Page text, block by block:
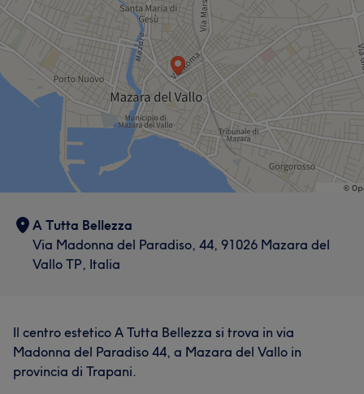
A Tutta Bellezza
Via Madonna del Paradiso, 44, 91026 Mazara del
Vallo TP, Italia
Il centro estetico A Tutta Bellezza si trova in via
Madonna del Paradiso 44, a Mazara del Vallo in
provincia di Trapani.